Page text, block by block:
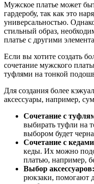
Мужское платье может
гардеробу, так как это
универсальностью.
стильный образ,
платье с другими
Если вы хотите создать
сочетание мужского
туфлями на тонкой
Для создания более
аксессуары, например,
Сочетание с
выбирать туфли на
выбором будет
Сочетание с
кеды. Их можно
платью, например,
Выбор аксессуаров:
рюкзаки, помогают